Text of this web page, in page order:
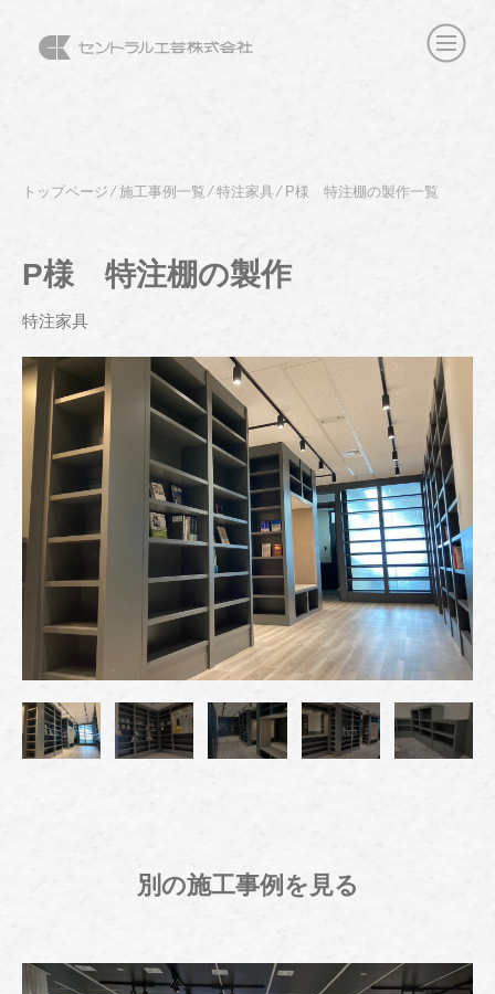
トップページ⁄施工事例一覧⁄特注家具⁄ P様 特注棚の製作一覧
P様 特注棚の製作
特注家具
別の施工事例を見る